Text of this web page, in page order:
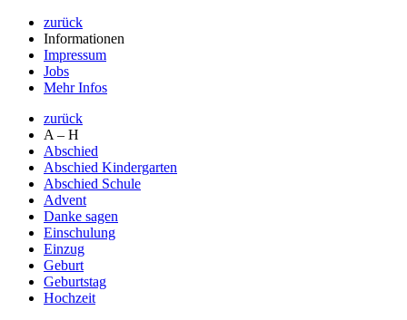
zurück
Informationen
Impressum
Jobs
Mehr Infos
zurück
A – H
Abschied
Abschied Kindergarten
Abschied Schule
Advent
Danke sagen
Einschulung
Einzug
Geburt
Geburtstag
Hochzeit